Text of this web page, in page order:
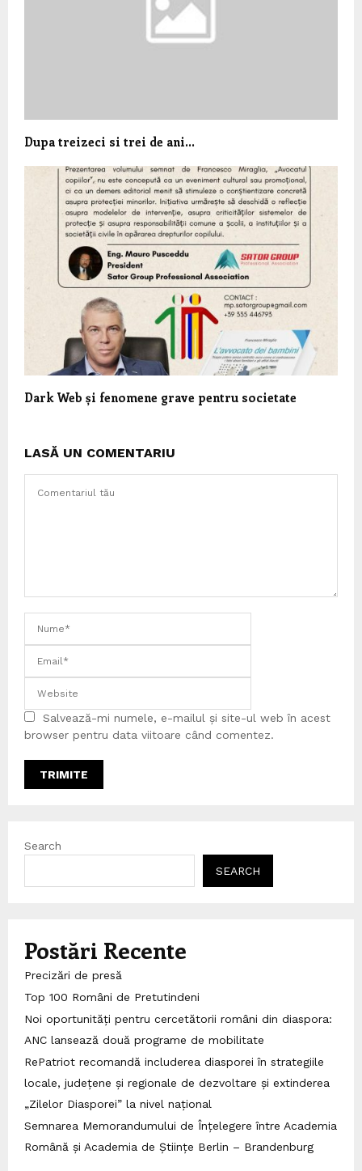
Dupa treizeci si trei de ani…
Dark Web și fenomene grave pentru societate
LASĂ UN COMENTARIU
Salvează-mi numele, e-mailul și site-ul web în acest
browser pentru data viitoare când comentez.
Search
SEARCH
Postări Recente
Precizări de presă
Top 100 Români de Pretutindeni
Noi oportunități pentru cercetătorii români din diaspora:
ANC lansează două programe de mobilitate
RePatriot recomandă includerea diasporei în strategiile
locale, județene și regionale de dezvoltare și extinderea
„Zilelor Diasporei” la nivel național
Semnarea Memorandumului de Înțelegere între Academia
Română și Academia de Științe Berlin – Brandenburg